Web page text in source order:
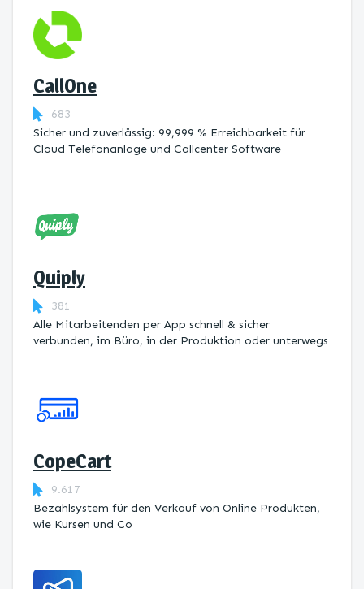
CallOne
683
Sicher und zuverlässig: 99,999 % Erreichbarkeit für
Cloud Telefonanlage und Callcenter Software
Quiply
381
Alle Mitarbeitenden per App schnell & sicher
verbunden, im Büro, in der Produktion oder unterwegs
CopeCart
9.617
Bezahlsystem für den Verkauf von Online Produkten,
wie Kursen und Co